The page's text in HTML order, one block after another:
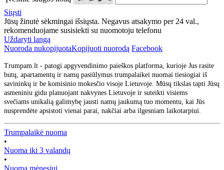
Siųsti
Jūsų žinutė sėkmingai išsiųsta. Negavus atsakymo per 24 val.,
rekomenduojame susisiekti su nuomotoju telefonu
Uždaryti langą
Nuoroda nukopijuotaKopijuoti nuorodą Facebook
Trumpam.lt - patogi apgyvendinimo paieškos platforma, kurioje Jus rasite
butų, apartamentų ir namų pasiūlymus trumpalaikei nuomai tiesiogiai iš
savininkų ir be komisinio mokesčio visoje Lietuvoje. Mūsų tikslas tapti Jūsų
asmeniniu gidu planuojant nakvynes Lietuvoje ir suteikti visiems
svečiams unikalią galimybę jausti namų jaukumą tuo momentu, kai Jūs
nusprendėte apsistoti vienai parai, nakčiai arba ilgesniam laikotarpiui.
Trumpalaikė nuoma
•
Nuoma iki 3 valandų
•
Nuoma mėnesiui